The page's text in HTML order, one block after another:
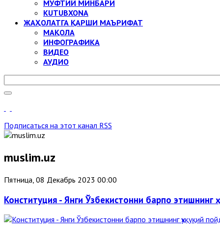
МУФТИЙ МИНБАРИ
KUTUBXONA
ЖАҲОЛАТГА ҚАРШИ МАЪРИФАТ
МАҚОЛА
ИНФОГРАФИКА
ВИДЕО
АУДИО
Подписаться на этот канал RSS
muslim.uz
Пятница, 08 Декабрь 2023 00:00
Конституция - Янги Ўзбекистонни барпо этишнинг